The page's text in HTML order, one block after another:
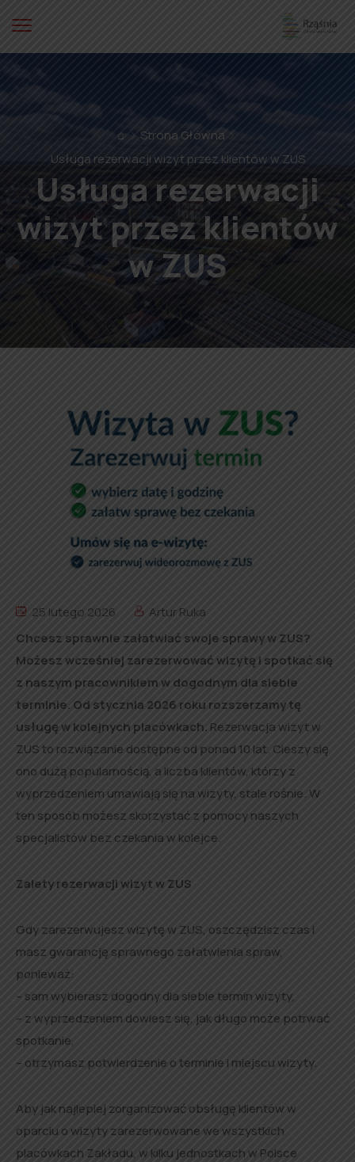
⌂
Strona Główna
Usługa rezerwacji wizyt przez klientów w ZUS
Usługa rezerwacji
wizyt przez klientów
w ZUS
25 lutego 2026
Artur Ruka
Chcesz sprawnie załatwiać swoje sprawy w ZUS?
Możesz wcześniej zarezerwować wizytę i spotkać się
z naszym pracownikiem w dogodnym dla siebie
terminie. Od stycznia 2026 roku rozszerzamy tę
usługę w kolejnych placówkach. Rezerwacja wizyt w
ZUS to rozwiązanie dostępne od ponad 10 lat. Cieszy się
ono dużą popularnością, a liczba klientów, którzy z
wyprzedzeniem umawiają się na wizyty, stale rośnie. W
ten sposób możesz skorzystać z pomocy naszych
specjalistów bez czekania w kolejce.
Zalety rezerwacji wizyt w ZUS
Gdy zarezerwujesz wizytę w ZUS, oszczędzisz czas i
masz gwarancję sprawnego załatwienia spraw,
ponieważ:
– sam wybierasz dogodny dla siebie termin wizyty,
– z wyprzedzeniem dowiesz się, jak długo może potrwać
spotkanie,
– otrzymasz potwierdzenie o terminie i miejscu wizyty.
Aby jak najlepiej zorganizować obsługę klientów w
oparciu o wizyty zarezerwowane we wszystkich
placówkach Zakładu, w kilku jednostkach w Polsce